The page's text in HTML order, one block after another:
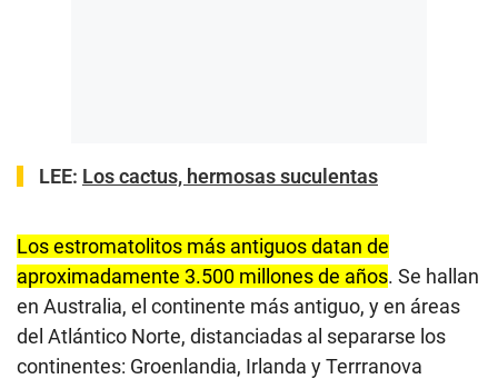
LEE: Los cactus, hermosas suculentas
Los estromatolitos más antiguos datan de
aproximadamente 3.500 millones de años. Se hallan
en Australia, el continente más antiguo, y en áreas
del Atlántico Norte, distanciadas al separarse los
continentes: Groenlandia, Irlanda y Terrranova